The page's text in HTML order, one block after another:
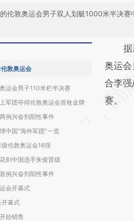
伦敦奥运会男子双人划艇1000米半决
敦奥运会
运会男子110米栏半决赛
军团夺得伦敦奥运会首枚金牌
例兴奋剂阳性事件
中国“海外军团”一览
伦敦奥运会16强
剑中国选手朱俊晋级
例兴奋剂阳性事件
会开幕式
开幕式
始销售
请务
AI
据新
奥运
合李
赛。